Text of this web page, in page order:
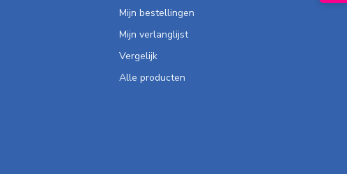
Mijn bestellingen
Mijn verlanglijst
Vergelijk
Alle producten